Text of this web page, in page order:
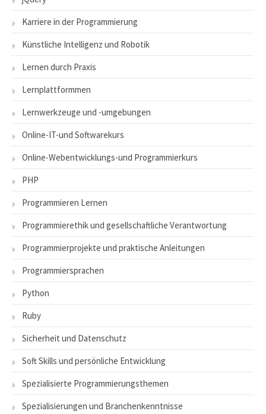
Karriere in der Programmierung
Künstliche Intelligenz und Robotik
Lernen durch Praxis
Lernplattformmen
Lernwerkzeuge und -umgebungen
Online-IT-und Softwarekurs
Online-Webentwicklungs-und Programmierkurs
PHP
Programmieren Lernen
Programmierethik und gesellschaftliche Verantwortung
Programmierprojekte und praktische Anleitungen
Programmiersprachen
Python
Ruby
Sicherheit und Datenschutz
Soft Skills und persönliche Entwicklung
Spezialisierte Programmierungsthemen
Spezialisierungen und Branchenkenntnisse